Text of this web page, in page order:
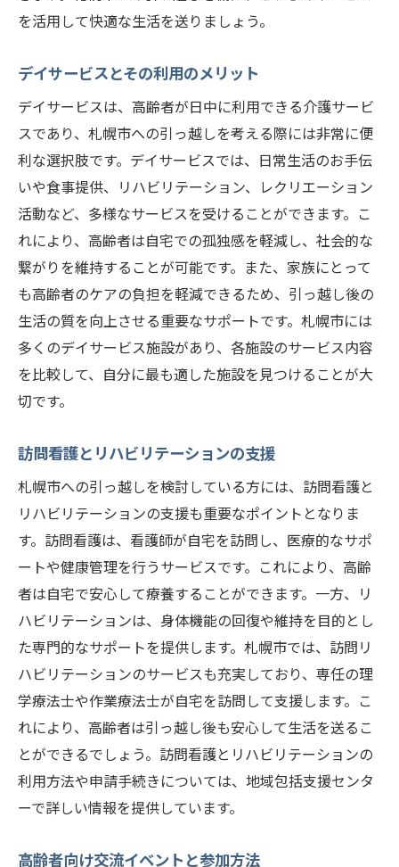
を活用して快適な生活を送りましょう。
デイサービスとその利用のメリット
デイサービスは、高齢者が日中に利用できる介護サービ
スであり、札幌市への引っ越しを考える際には非常に便
利な選択肢です。デイサービスでは、日常生活のお手伝
いや食事提供、リハビリテーション、レクリエーション
活動など、多様なサービスを受けることができます。こ
れにより、高齢者は自宅での孤独感を軽減し、社会的な
繋がりを維持することが可能です。また、家族にとって
も高齢者のケアの負担を軽減できるため、引っ越し後の
生活の質を向上させる重要なサポートです。札幌市には
多くのデイサービス施設があり、各施設のサービス内容
を比較して、自分に最も適した施設を見つけることが大
切です。
訪問看護とリハビリテーションの支援
札幌市への引っ越しを検討している方には、訪問看護と
リハビリテーションの支援も重要なポイントとなりま
す。訪問看護は、看護師が自宅を訪問し、医療的なサポ
ートや健康管理を行うサービスです。これにより、高齢
者は自宅で安心して療養することができます。一方、リ
ハビリテーションは、身体機能の回復や維持を目的とし
た専門的なサポートを提供します。札幌市では、訪問リ
ハビリテーションのサービスも充実しており、専任の理
学療法士や作業療法士が自宅を訪問して支援します。こ
れにより、高齢者は引っ越し後も安心して生活を送るこ
とができるでしょう。訪問看護とリハビリテーションの
利用方法や申請手続きについては、地域包括支援センタ
ーで詳しい情報を提供しています。
高齢者向け交流イベントと参加方法